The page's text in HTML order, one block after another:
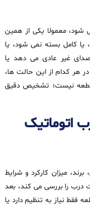
معمولا یکی از همین
کامل بسته نمی‌ شود، یا
غیر عادی می‌ دهد یا
هر کدام از این حالت‌ ها،
قطعه نیست؛ تشخیص دقیق
اتوماتیک
میزان کارکرد و شرایط
را بررسی می‌ کند، بعد
نیاز به تنظیم دارد یا